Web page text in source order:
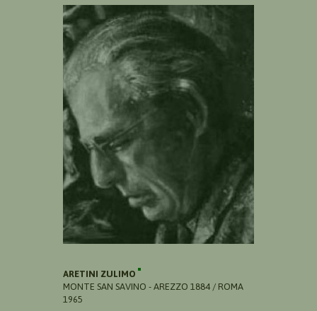
ARETINI ZULIMO
MONTE SAN SAVINO - AREZZO 1884 / ROMA
1965